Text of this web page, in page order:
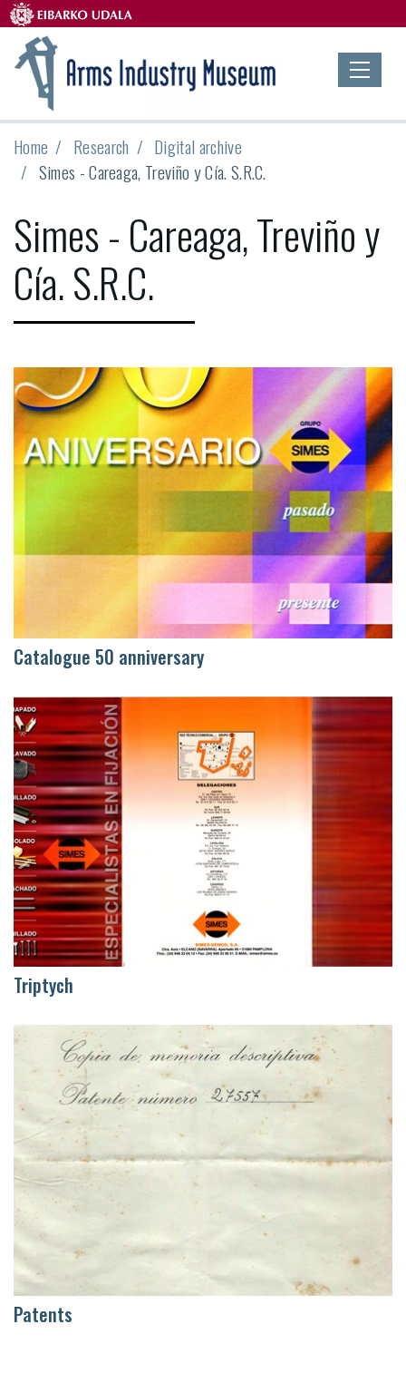
Home Research
Digital archive
Simes - Careaga, Treviño y Cía. S.R.C.
Simes - Careaga, Treviño y
Cía. S.R.C.
Catalogue 50 anniversary
Triptych
Patents